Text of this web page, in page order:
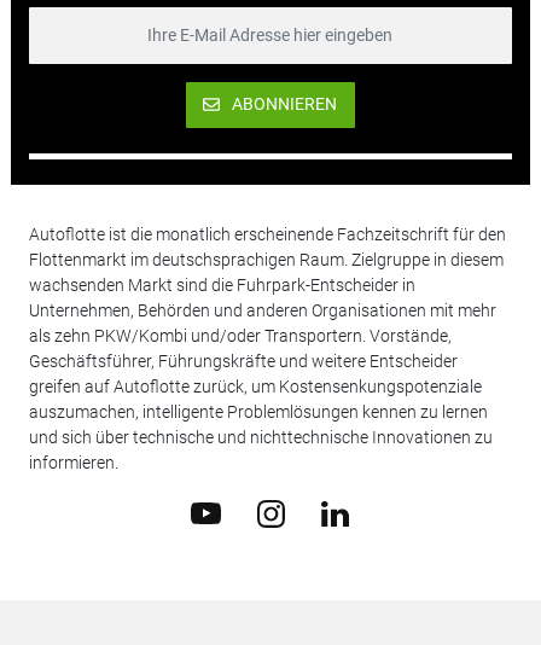
ABONNIEREN
Autoflotte ist die monatlich erscheinende Fachzeitschrift für den
Flottenmarkt im deutschsprachigen Raum. Zielgruppe in diesem
wachsenden Markt sind die Fuhrpark-Entscheider in
Unternehmen, Behörden und anderen Organisationen mit mehr
als zehn PKW/Kombi und/oder Transportern. Vorstände,
Geschäftsführer, Führungskräfte und weitere Entscheider
greifen auf Autoflotte zurück, um Kostensenkungspotenziale
auszumachen, intelligente Problemlösungen kennen zu lernen
und sich über technische und nichttechnische Innovationen zu
informieren.